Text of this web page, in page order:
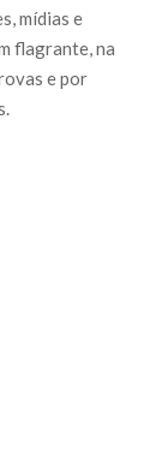
mídias e
flagrante, na
e por